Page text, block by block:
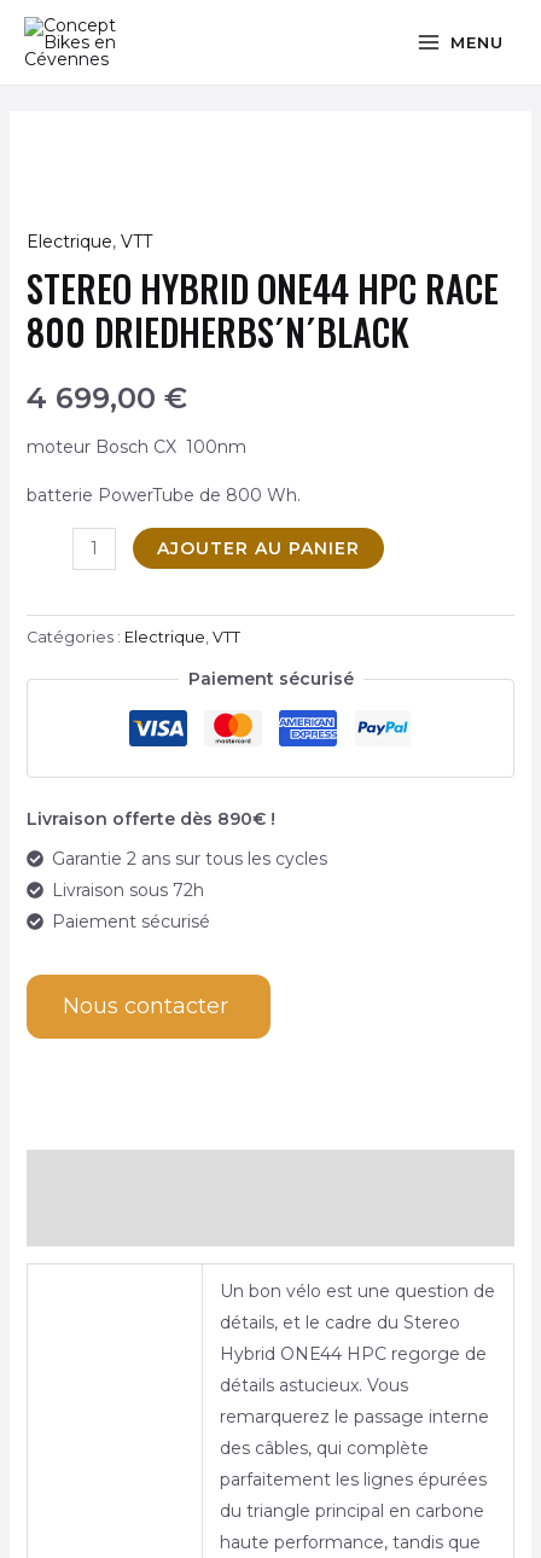
Aller
MENU
Electrique, VTT
STEREO HYBRID ONE44 HPC RACE
800 DRIEDHERBS´N´BLACK
4 699,00 €
moteur Bosch CX 100nm
batterie PowerTube de 800 Wh.
quantité
de
Stereo
Hybrid
HPC
Race
driedherbs
AJOUTER AU PANIER
Catégories : Electrique, VTT
Paiement sécurisé
Livraison offerte dès 890€ !
Garantie 2 ans sur tous les cycles
Livraison sous 72h
Paiement sécurisé
Nous contacter
Un bon vélo est une question de
détails, et le cadre du Stereo
Hybrid ONE44 HPC regorge de
détails astucieux. Vous
remarquerez le passage interne
des câbles, qui complète
parfaitement les lignes épurées
du triangle principal en carbone
haute performance, tandis que